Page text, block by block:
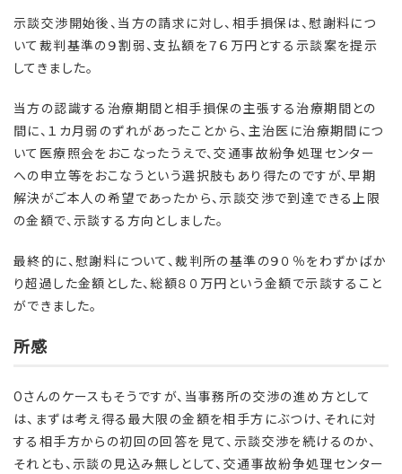
示談交渉開始後、当方の請求に対し、相手損保は、慰謝料につ
いて裁判基準の９割弱、支払額を７６万円とする示談案を提示
してきました。
当方の認識する治療期間と相手損保の主張する治療期間との
間に、１カ月弱のずれがあったことから、主治医に治療期間につ
いて医療照会をおこなったうえで、交通事故紛争処理センター
への申立等をおこなうという選択肢もあり得たのですが、早期
解決がご本人の希望であったから、示談交渉で到達できる上限
の金額で、示談する方向としました。
最終的に、慰謝料について、裁判所の基準の９０％をわずかばか
り超過した金額とした、総額８０万円という金額で示談すること
ができました。
所感
Oさんのケースもそうですが、当事務所の交渉の進め方として
は、まずは考え得る最大限の金額を相手方にぶつけ、それに対
する相手方からの初回の回答を見て、示談交渉を続けるのか、
それとも、示談の見込み無しとして、交通事故紛争処理センター